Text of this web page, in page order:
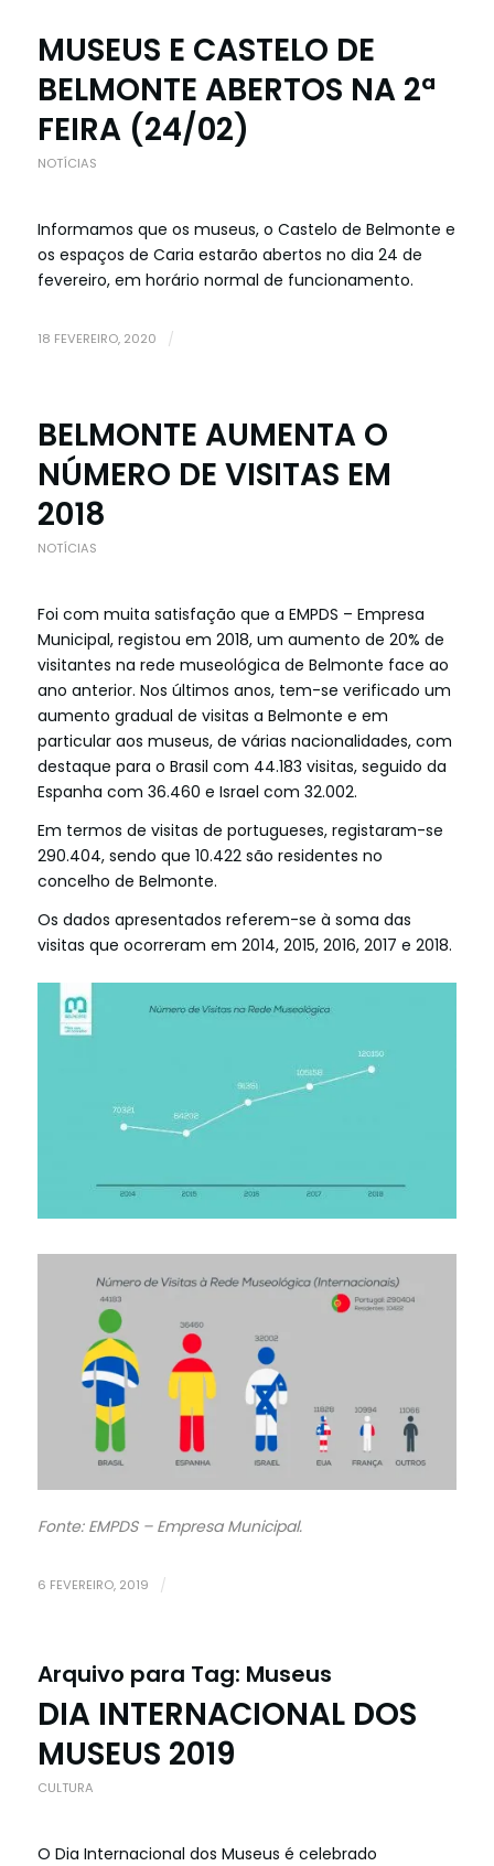
MUSEUS E CASTELO DE
BELMONTE ABERTOS NA 2ª
FEIRA (24/02)
NOTÍCIAS
Informamos que os museus, o Castelo de Belmonte e
os espaços de Caria estarão abertos no dia 24 de
fevereiro, em horário normal de funcionamento.
18 FEVEREIRO, 2020 /
BELMONTE AUMENTA O
NÚMERO DE VISITAS EM
2018
NOTÍCIAS
Foi com muita satisfação que a EMPDS – Empresa
Municipal, registou em 2018, um aumento de 20% de
visitantes na rede museológica de Belmonte face ao
ano anterior. Nos últimos anos, tem-se verificado um
aumento gradual de visitas a Belmonte e em
particular aos museus, de várias nacionalidades, com
destaque para o Brasil com 44.183 visitas, seguido da
Espanha com 36.460 e Israel com 32.002.
Em termos de visitas de portugueses, registaram-se
290.404, sendo que 10.422 são residentes no
concelho de Belmonte.
Os dados apresentados referem-se à soma das
visitas que ocorreram em 2014, 2015, 2016, 2017 e 2018.
Fonte: EMPDS – Empresa Municipal.
6 FEVEREIRO, 2019 /
Arquivo para Tag: Museus
DIA INTERNACIONAL DOS
MUSEUS 2019
CULTURA
O Dia Internacional dos Museus é celebrado